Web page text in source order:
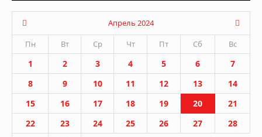
Апрель 2024
Пн
Вт Ср Чт Пт Сб Вс
1 2 3 4 5 6
7
8
9 10 11 12 13
14
15
16 17 18 19 20
21
22
23 24 25 26 27
28